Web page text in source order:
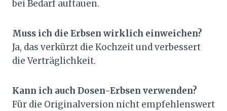
bei Bedarf auftauen.
Muss ich die Erbsen wirklich einweichen?
Ja, das verkürzt die Kochzeit und verbessert
die Verträglichkeit.
Kann ich auch Dosen-Erbsen verwenden?
Für die Originalversion nicht empfehlenswert